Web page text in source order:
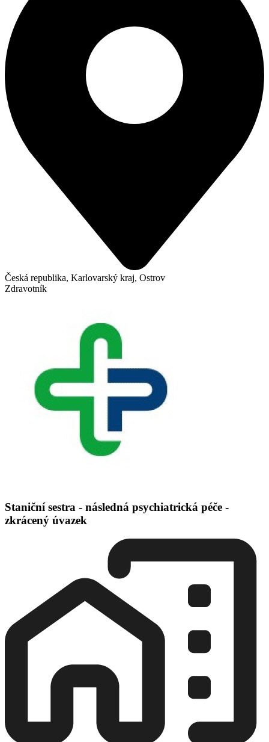
Česká republika, Karlovarský kraj, Ostrov
Zdravotník
Staniční sestra - následná psychiatrická péče -
zkrácený úvazek